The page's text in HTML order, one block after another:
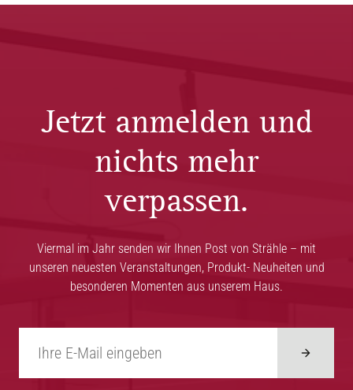
Jetzt anmelden und
nichts mehr
verpassen.
Viermal im Jahr senden wir Ihnen Post von Strähle – mit
unseren neuesten Veranstaltungen, Produkt- Neuheiten und
besonderen Momenten aus unserem Haus.